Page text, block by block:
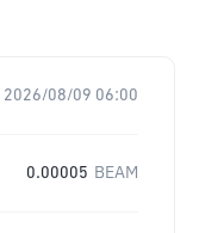
2026/08/09 06:00
0.00005 BEAM